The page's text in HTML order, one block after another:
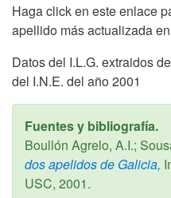
Haga click en este enlace
apellido más actualizada
Datos del I.L.G. extraidos
del I.N.E. del año 2001
Fuentes y bibliografía.
Boullón Agrelo, A.I.;
dos apelidos de Galicia,
USC, 2001.